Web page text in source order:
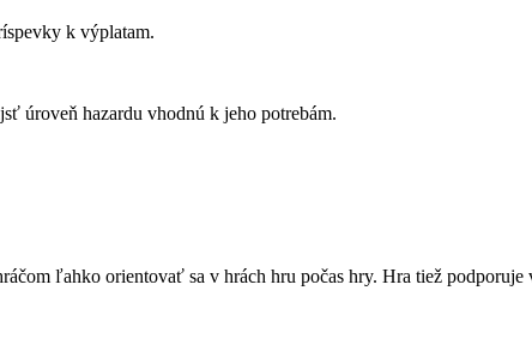
k výplatam.
úroveň hazardu vhodnú k jeho potrebám.
ľahko orientovať sa v hrách hru počas hry. Hra tiež